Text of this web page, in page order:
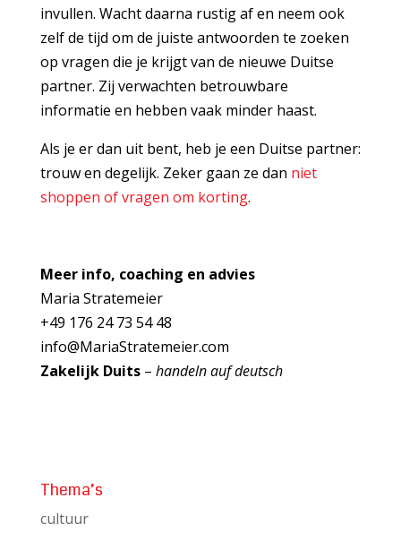
invullen. Wacht daarna rustig af en neem ook
zelf de tijd om de juiste antwoorden te zoeken
op vragen die je krijgt van de nieuwe Duitse
partner. Zij verwachten betrouwbare
informatie en hebben vaak minder haast.
Als je er dan uit bent, heb je een Duitse partner:
trouw en degelijk. Zeker gaan ze dan niet
shoppen of vragen om korting.
Meer info, coaching en advies
Maria Stratemeier
+49 176 24 73 54 48
info@MariaStratemeier.com
Zakelijk Duits– handeln auf deutsch
Thema’s
cultuur